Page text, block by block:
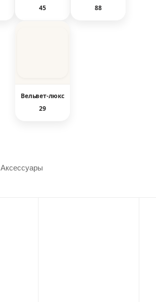
45
88
Вельвет-люкс
29
Аксессуары